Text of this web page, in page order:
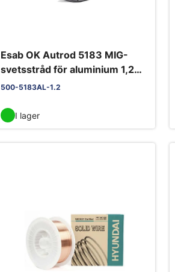
Esab OK Autrod 5183 MIG-
svetsstråd för aluminium 1,2
mm 7 kg/förp
500-5183AL-1.2
I lager